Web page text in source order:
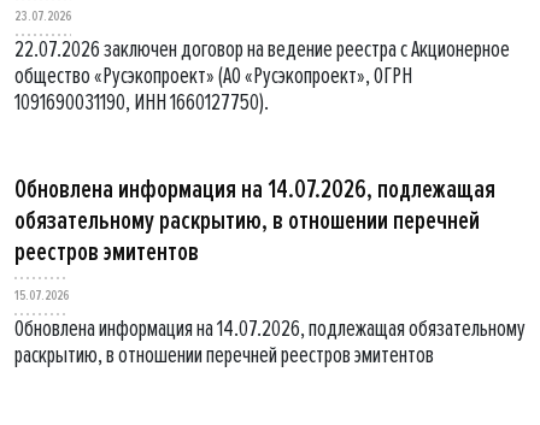
23.07.2026
22.07.2026 заключен договор на ведение реестра с Акционерное
общество «Русэкопроект» (АО «Русэкопроект», ОГРН
1091690031190, ИНН 1660127750).
Обновлена информация на 14.07.2026, подлежащая
обязательному раскрытию, в отношении перечней
реестров эмитентов
15.07.2026
Обновлена информация на 14.07.2026, подлежащая обязательному
раскрытию, в отношении перечней реестров эмитентов